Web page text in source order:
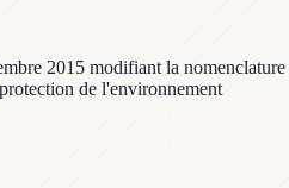
2015 modifiant la nomenclature
de l'environnement